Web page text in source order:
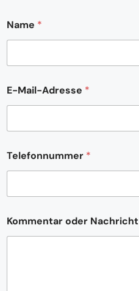
Name *
E-Mail-Adresse *
a
c
r
c
h
t
Telefonnummer *
Kommentar oder Nachricht